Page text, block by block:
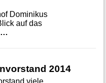
Dominikus
auf das
…
2014
viele